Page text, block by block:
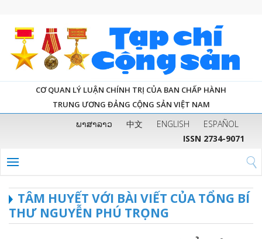
CƠ QUAN LÝ LUẬN CHÍNH TRỊ CỦA BAN CHẤP HÀNH
TRUNG ƯƠNG ĐẢNG CỘNG SẢN VIỆT NAM
ພາສາລາວ 中文 ENGLISH
ESPAÑOL
ISSN 2734-9071
TÂM HUYẾT VỚI BÀI VIẾT CỦA TỔNG BÍ
THƯ NGUYỄN PHÚ TRỌNG